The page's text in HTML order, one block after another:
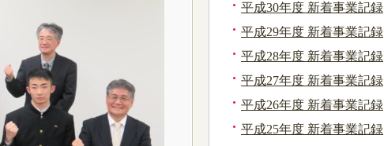
平成30年度 新着事業記録
平成29年度 新着事業記録
平成28年度 新着事業記録
平成27年度 新着事業記録
平成26年度 新着事業記録
平成25年度 新着事業記録